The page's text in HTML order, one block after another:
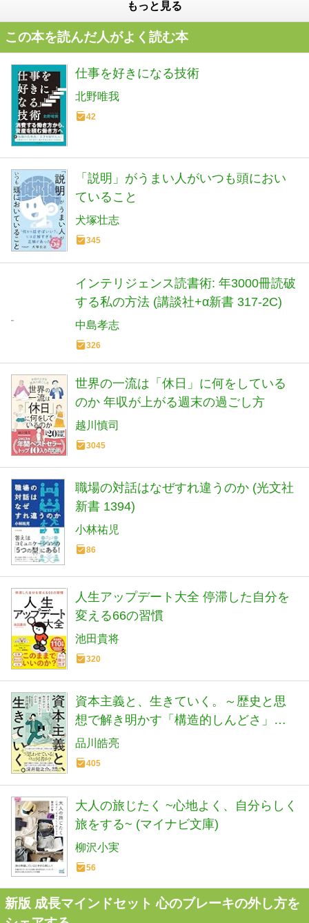
もっと見る
この本を読んだ人がよく読む本
仕事を好きになる技術
北野唯我
42
「説明」がうまい人がいつも頭におい
ていること
犬塚壮志
345
インテリジェンス読書術: 年3000冊読破
する私の方法 (講談社+α新書 317-2C)
中島孝志
326
世界の一流は「休日」に何をしている
のか 年収が上がる週末の過ごし方
越川慎司
3045
職場の対話はなぜすれ違うのか (光文社
新書 1394)
小林祐児
86
人生アップデート大全 停滞した自分を
変える66の習慣
池田貴将
320
資本主義と、生きていく。～歴史と思
想で解き明かす「構造的しんどさ」の
正体
品川皓亮
405
大人の旅じたく ~心地よく、自分らしく
旅をする~ (マイナビ文庫)
柳沢小実
56
新版 成長マインドセット 心のブレーキの外し方を